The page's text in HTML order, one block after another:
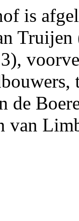
is
de
van